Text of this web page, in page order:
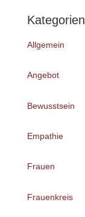
Kategorien
Allgemein
Angebot
Bewusstsein
Empathie
Frauen
Frauenkreis